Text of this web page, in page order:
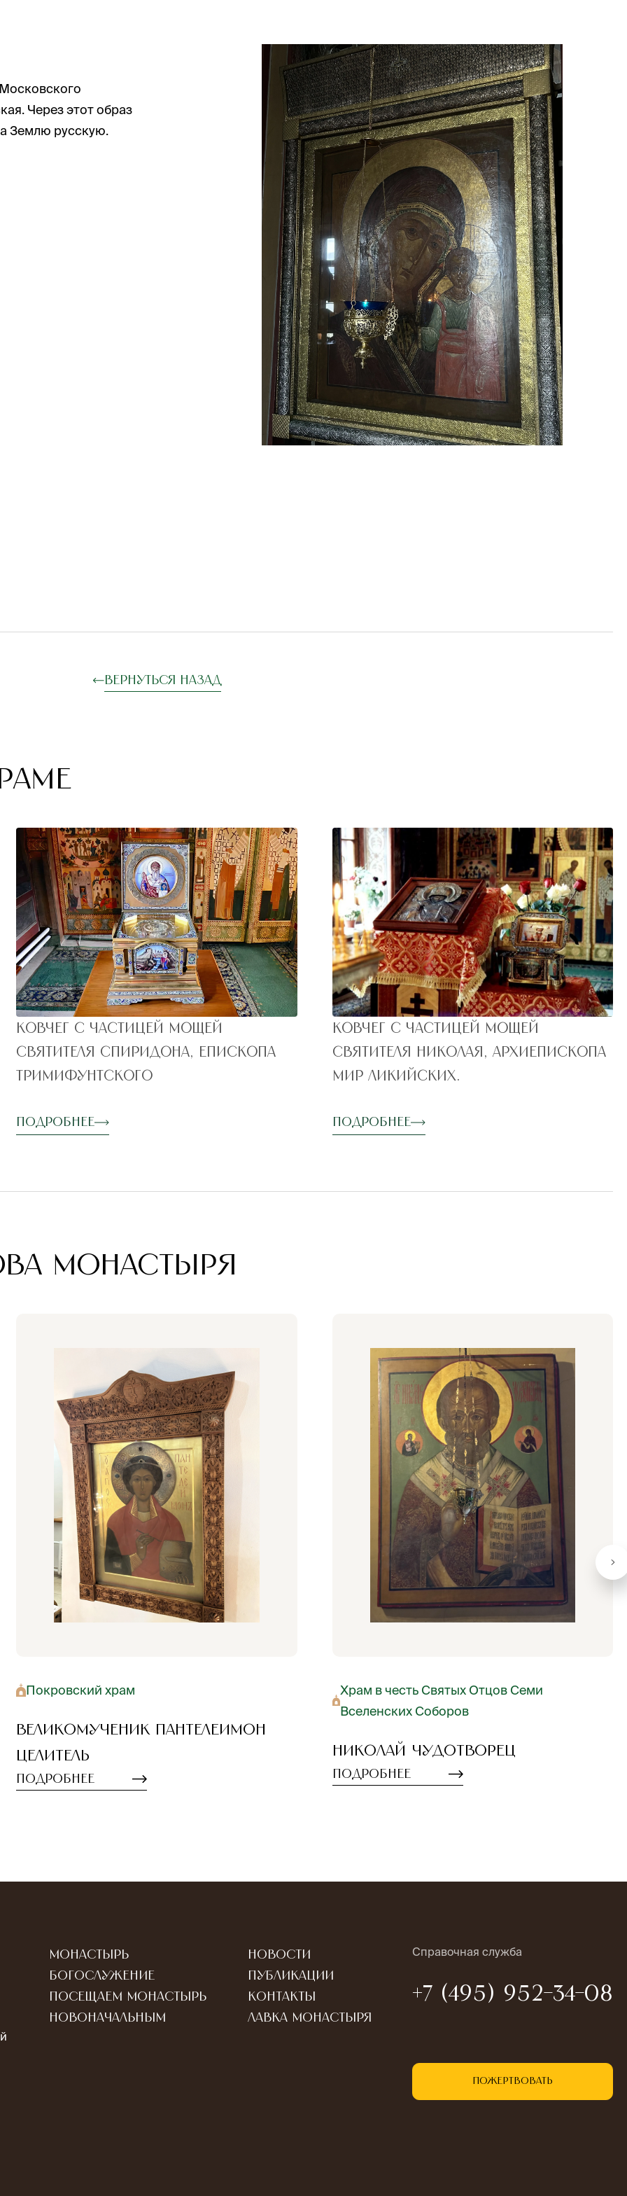
Через этот образ
Землю русскую.
Вернуться назад
Ковчег с частицей мощей
святителя Спиридона, епископа
Тримифунтского
Подробнее
Ковчег с частицей мощей
святителя Николая, архиепископа
Мир Ликийских.
Подробнее
МОНАСТЫРЯ
Покровский храм
Великомученик Пантелеимон
Целитель
Подробнее
Храм в честь Святых Отцов Семи
Вселенских Соборов
Николай Чудотворец
Подробнее
Монастырь
Богослужение
Посещаем монастырь
Новоначальным
Новости
Публикации
Контакты
Лавка монастыря
Справочная служба
+7 (495) 952-34-08
Пожертвовать